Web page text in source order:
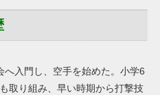
入門し、空手を始めた。小学6
取り組み、早い時期から打撃技